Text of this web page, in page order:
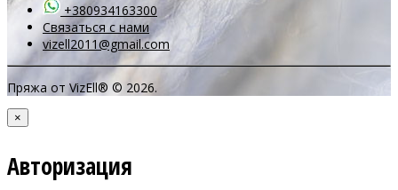
+380934163300
Связаться с нами
vizell2011@gmail.com
Пряжа от VizEll® © 2026.
×
Авторизация